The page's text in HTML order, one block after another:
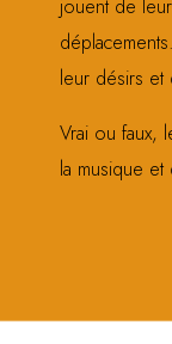
jouent de
leur désirs et
Vrai ou faux,
la musique et